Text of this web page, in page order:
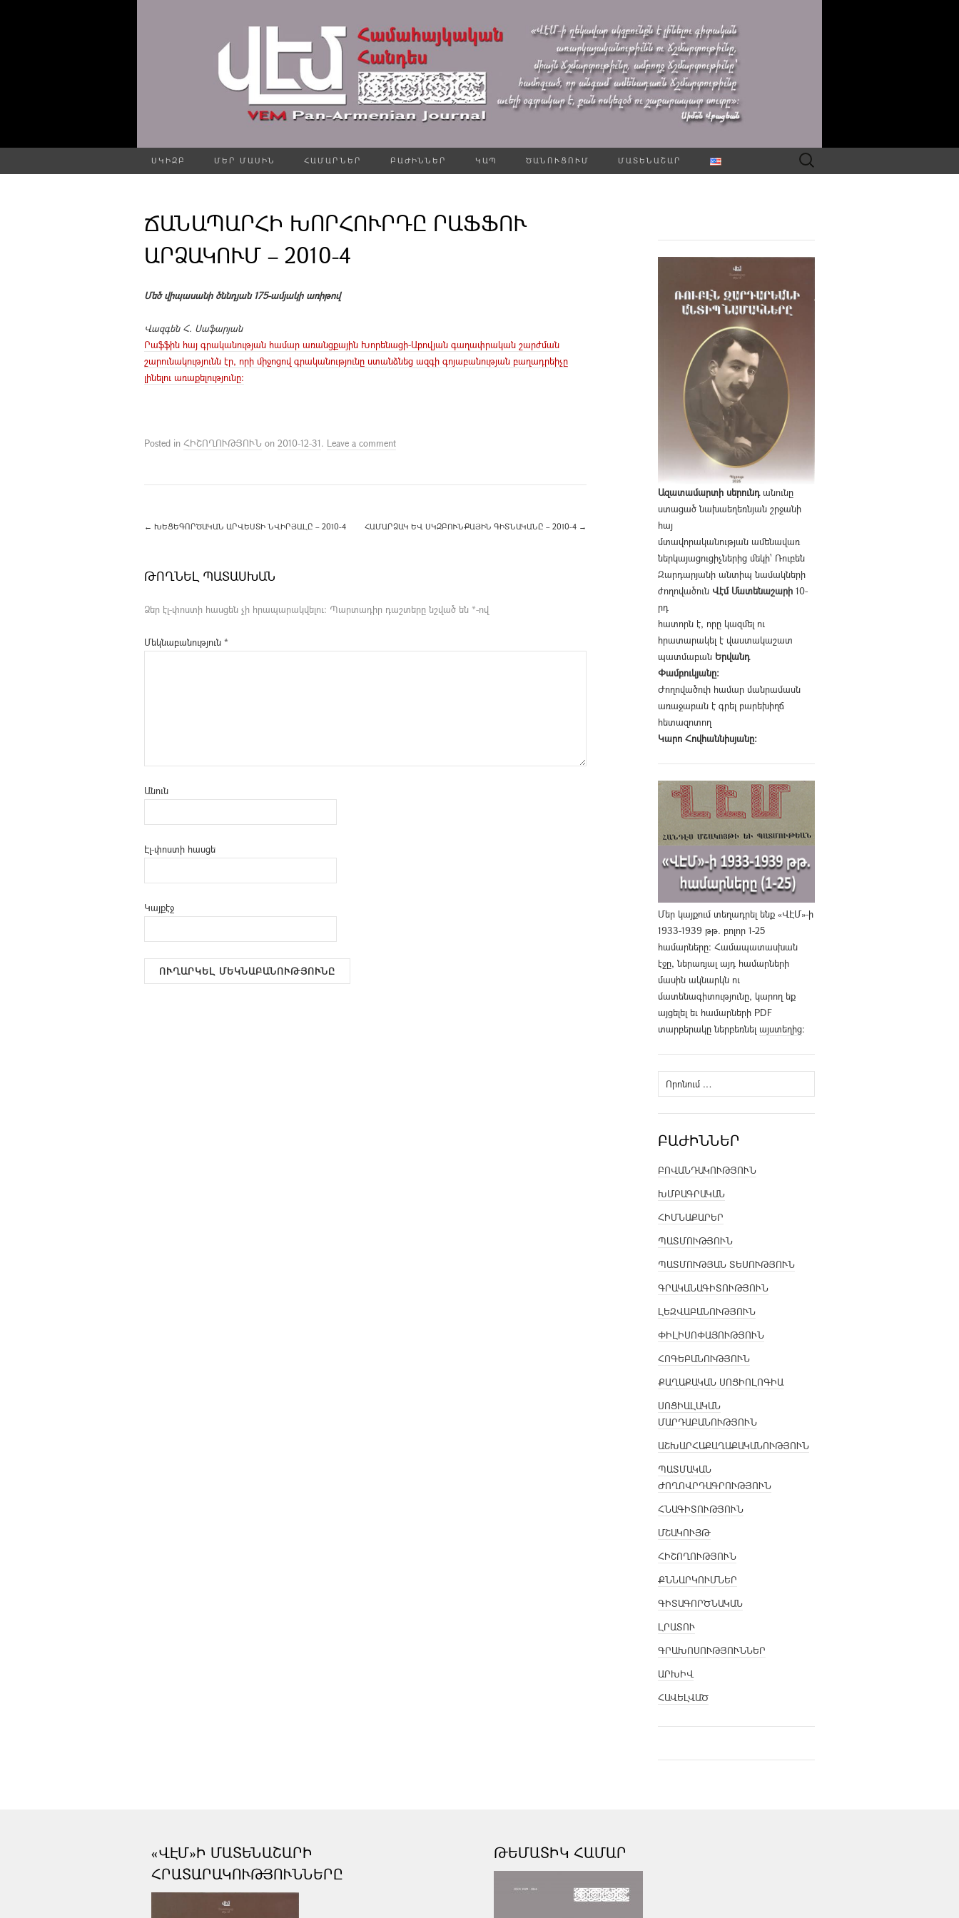
ՍԿԻԶԲ ՄԵՐ ՄԱՍԻՆ ՀԱՄԱՐՆԵՐ ԲԱԺԻՆՆԵՐ ԿԱՊ ԾԱՆՈՒՑՈՒՄ ՄԱՏԵՆԱՇԱՐ Որոնել՝
ՃԱՆԱՊԱՐՀԻ ԽՈՐՀՈՒՐԴԸ ՐԱՖՖՈՒ
ԱՐՁԱԿՈՒՄ – 2010-4
Մեծ վիպասանի ծննդյան 175-ամյակի առիթով
Վազգեն Հ. Սաֆարյան
Րաֆֆին հայ գրականության համար առանցքային Խորենացի-Աբովյան գաղափրական շարժման
շարունակությունն էր, որի միջոցով գրականությունը ստանձնեց ազգի գոյաբանության բաղադրեիչը
լինելու առաքելությունը:
Posted in ՀԻՇՈՂՈՒԹՅՈՒՆ on 2010-12-31. Leave a comment
← ԽԵՑԵԳՈՐԾԱԿԱՆ ԱՐՎԵՍՏԻ ՆՎԻՐՅԱԼԸ – 2010-4 ՀԱՄԱՐՁԱԿ ԵՎ ՍԿԶԲՈՒՆՔԱՅԻՆ ԳԻՏՆԱԿԱՆԸ – 2010-4 →
ԹՈՂՆԵԼ ՊԱՏԱՍԽԱՆ
Ձեր էլ-փոստի հասցեն չի հրապարակվելու։ Պարտադիր դաշտերը նշված են *-ով
Մեկնաբանություն *
Անուն
Էլ-փոստի հասցե
Կայքէջ
Ազատամարտի սերունդանունը
ստացած նախաեղեռնյան շրջանի
հայ
մտավորականության ամենավառ
ներկայացուցիչներից մեկի՝ Ռուբեն
Զարդարյանի անտիպ նամակների
ժողովածուն Վէմ Մատենաշարի 10-
րդ
հատորն է, որը կազմել ու
հրատարակել է վաստակաշատ
պատմաբան Երվանդ
Փամբուկյանը։
Ժողովածուի համար մանրամասն
առաջաբան է գրել բարեխիղճ
հետազոտող
Կարո Հովհաննիսյանը։
Մեր կայքում տեղադրել ենք «ՎԷՄ»-ի
1933-1939 թթ. բոլոր 1-25
համարները։ Համապատասխան
էջը, ներառյալ այդ համարների
մասին ակնարկն ու
մատենագիտությունը, կարող եք
այցելել եւ համարների PDF
տարբերակը ներբեռնել այստեղից։
Որոնել՝
ԲԱԺԻՆՆԵՐ
ԲՈՎԱՆԴԱԿՈՒԹՅՈՒՆ
ԽՄԲԱԳՐԱԿԱՆ
ՀԻՄՆԱՔԱՐԵՐ
ՊԱՏՄՈՒԹՅՈՒՆ
ՊԱՏՄՈՒԹՅԱՆ ՏԵՍՈՒԹՅՈՒՆ
ԳՐԱԿԱՆԱԳԻՏՈՒԹՅՈՒՆ
ԼԵԶՎԱԲԱՆՈՒԹՅՈՒՆ
ՓԻԼԻՍՈՓԱՅՈՒԹՅՈՒՆ
ՀՈԳԵԲԱՆՈՒԹՅՈՒՆ
ՔԱՂԱՔԱԿԱՆ ՍՈՑԻՈԼՈԳԻԱ
ՍՈՑԻԱԼԱԿԱՆ
ՄԱՐԴԱԲԱՆՈՒԹՅՈՒՆ
ԱՇԽԱՐՀԱՔԱՂԱՔԱԿԱՆՈՒԹՅՈՒՆ
ՊԱՏՄԱԿԱՆ
ԺՈՂՈՎՐԴԱԳՐՈՒԹՅՈՒՆ
ՀՆԱԳԻՏՈՒԹՅՈՒՆ
ՄՇԱԿՈՒՅԹ
ՀԻՇՈՂՈՒԹՅՈՒՆ
ՔՆՆԱՐԿՈՒՄՆԵՐ
ԳԻՏԱԳՈՐԾՆԱԿԱՆ
ԼՐԱՏՈՒ
ԳՐԱԽՈՍՈՒԹՅՈՒՆՆԵՐ
ԱՐԽԻՎ
ՀԱՎԵԼՎԱԾ
«ՎԷՄ»Ի ՄԱՏԵՆԱՇԱՐԻ
ՀՐԱՏԱՐԱԿՈՒԹՅՈՒՆՆԵՐԸ
ԹԵՄԱՏԻԿ ՀԱՄԱՐ